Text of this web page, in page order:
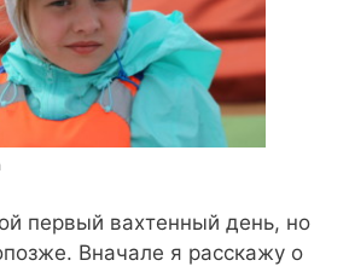
первый вахтенный день, но
Вначале я расскажу о